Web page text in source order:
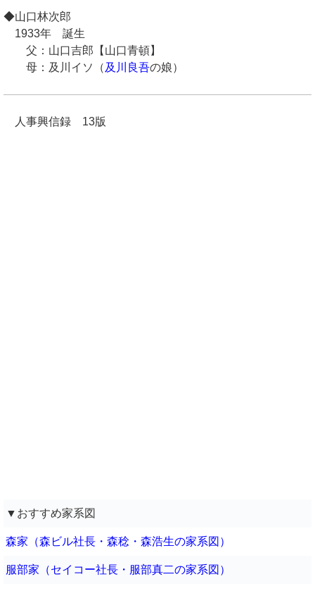
◆山口林次郎
1933年 誕生
父：山口吉郎【山口青頓】
母：及川イソ（ 及川良吾の娘）
人事興信録 13版
▼おすすめ家系図
森家（森ビル社長・森稔・森浩生の家系図）
服部家（セイコー社長・服部真二の家系図）